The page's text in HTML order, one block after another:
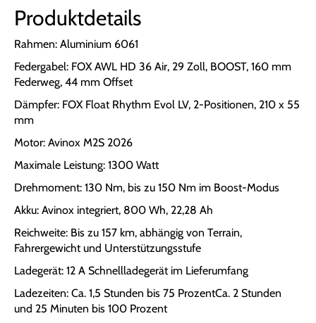
Produktdetails
Rahmen: Aluminium 6061
Federgabel: FOX AWL HD 36 Air, 29 Zoll, BOOST, 160 mm
Federweg, 44 mm Offset
Dämpfer: FOX Float Rhythm Evol LV, 2-Positionen, 210 x 55
mm
Motor: Avinox M2S 2026
Maximale Leistung: 1300 Watt
Drehmoment: 130 Nm, bis zu 150 Nm im Boost-Modus
Akku: Avinox integriert, 800 Wh, 22,28 Ah
Reichweite: Bis zu 157 km, abhängig von Terrain,
Fahrergewicht und Unterstützungsstufe
Ladegerät: 12 A Schnellladegerät im Lieferumfang
Ladezeiten: Ca. 1,5 Stunden bis 75 ProzentCa. 2 Stunden
und 25 Minuten bis 100 Prozent